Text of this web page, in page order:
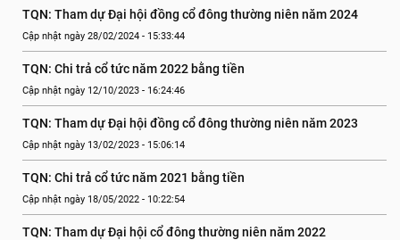
TQN: Tham dự Đại hội đồng cổ đông thường niên năm 2024
Cập nhật ngày 28/02/2024 - 15:33:44
TQN: Chi trả cổ tức năm 2022 bằng tiền
Cập nhật ngày 12/10/2023 - 16:24:46
TQN: Tham dự Đại hội đồng cổ đông thường niên năm 2023
Cập nhật ngày 13/02/2023 - 15:06:14
TQN: Chi trả cổ tức năm 2021 bằng tiền
Cập nhật ngày 18/05/2022 - 10:22:54
TQN: Tham dự Đại hội cổ đông thường niên năm 2022